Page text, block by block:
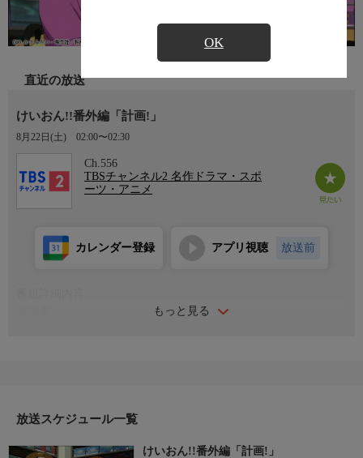
OK
直近の放送
けいおん!!番外編「計画!」
8月22日(土) 02:00〜02:30
Ch.556
TBSチャンネル2 名作ドラマ・スポ
ーツ・アニメ
もっと見る
カレンダー登録 アプリ視聴 放送前
上波未放送作品。そして、映画「けいおん！」につながる必見の
原作・脚本
放送スケジュール一覧
けいおん!!番外編「計画!」